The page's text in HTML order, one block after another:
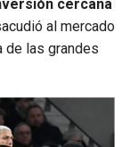
cercana
al mercado
de las grandes